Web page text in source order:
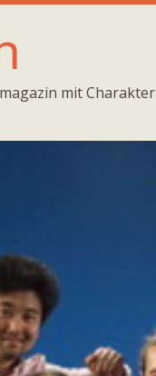
mit Charakter